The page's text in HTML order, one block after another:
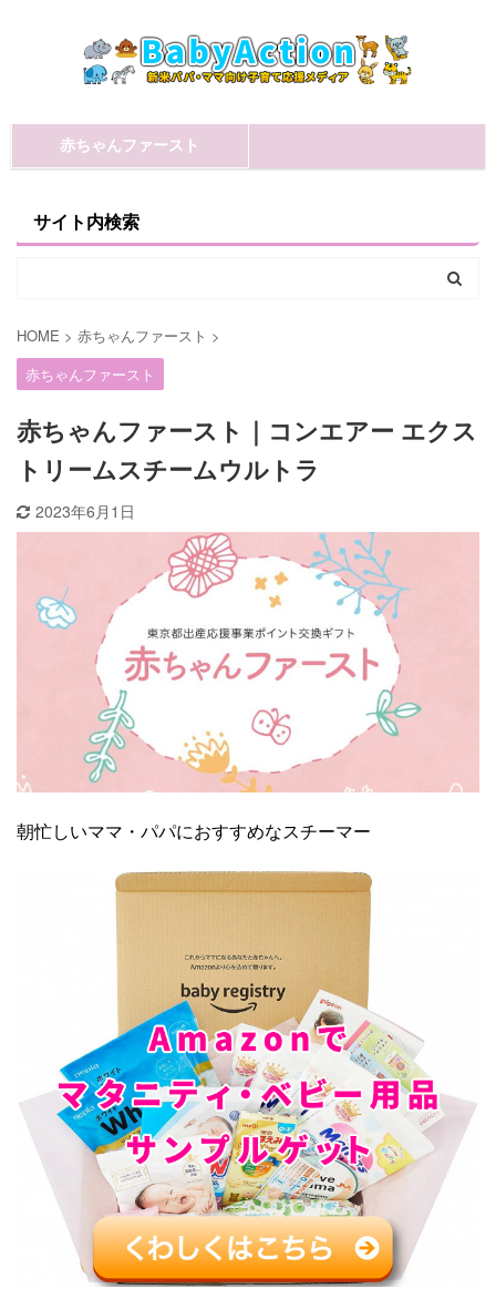
赤ちゃんファースト
サイト内検索
HOME > 赤ちゃんファースト >
赤ちゃんファースト
赤ちゃんファースト｜コンエアー エクス
トリームスチームウルトラ
2023年6月1日
朝忙しいママ・パパにおすすめなスチーマー